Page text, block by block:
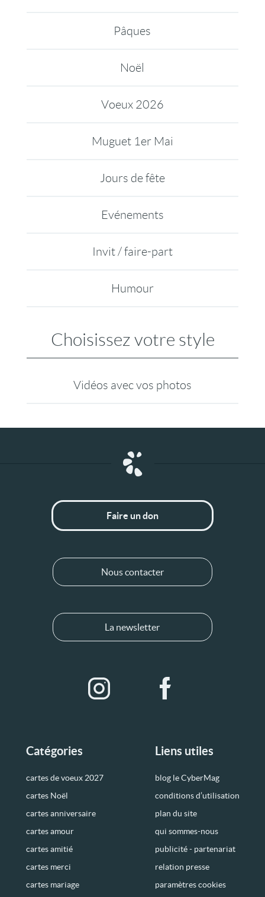
Pâques
Noël
Voeux 2026
Muguet 1er Mai
Jours de fête
Evénements
Invit / faire-part
Humour
Choisissez votre style
Vidéos avec vos photos
Catégories
cartes de voeux 2027
cartes Noël
cartes anniversaire
cartes amour
cartes amitié
cartes merci
cartes mariage
Liens utiles
blog le CyberMag
conditions d’utilisation
plan du site
qui sommes-nous
publicité - partenariat
relation presse
paramètres cookies
Faire un don
Nous contacter
La newsletter